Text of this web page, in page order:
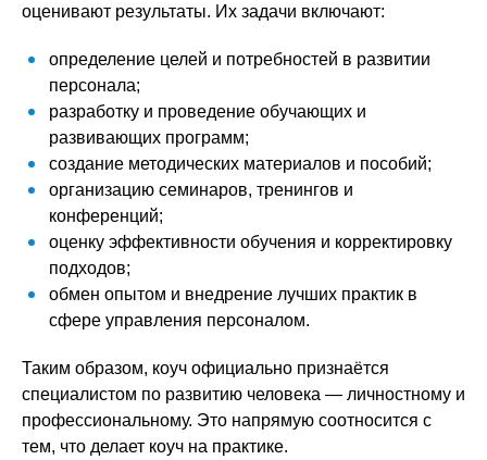
оценивают результаты. Их задачи включают:
определение целей и потребностей в развитии
персонала;
разработку и проведение обучающих и
развивающих программ;
создание методических материалов и пособий;
организацию семинаров, тренингов и
конференций;
оценку эффективности обучения и корректировку
подходов;
обмен опытом и внедрение лучших практик в
сфере управления персоналом.
Таким образом, коуч официально признаётся
специалистом по развитию человека — личностному и
профессиональному. Это напрямую соотносится с
тем, что делает коуч на практике.